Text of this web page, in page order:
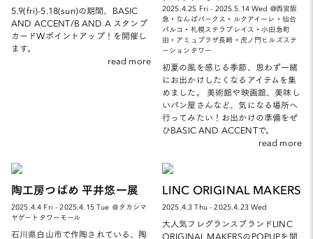
5.9(fri)-5.18(sun)の期間、BASIC
AND ACCENT/B AND A スタンプ
カードWポイントアップ！を開催し
ます。
read more
2025.4.25 Fri - 2025.5.14 Wed @西宮阪
急・なんばパークス・ルクアイーレ・仙台
パルコ・札幌ステラプレイス・小田急町
田・アミュプラザ長崎・虎ノ門ヒルズステ
ーションタワー
初夏の風を感じる季節、思わず一緒
にお出かけしたくなるアイテムを集
めました。 美術館や映画館、美味し
いパン屋さんなど、気になる場所へ
行ってみたい！お出かけの準備をぜ
ひBASIC AND ACCENTで。
read more
陶工房つばめ 平井悠一展
2025.4.4 Fri - 2025.4.15 Tue ＠タカシマ
ヤゲートタワーモール
石川県白山市で作陶されている、陶
LINC ORIGINAL MAKERS
2025.4.3 Thu - 2025.4.23 Wed
大人気フレグランスブランドLINC
ORIGINAL MAKERSのPOPUPを開